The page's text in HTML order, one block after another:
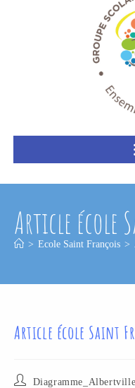
Article école
> Ecole Saint François >
Article école Saint
Diagramme_Albertville